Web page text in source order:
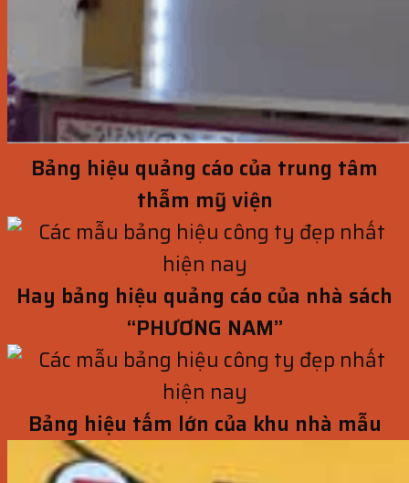
Bảng hiệu quảng cáo của trung tâm
thẫm mỹ viện
Hay bảng hiệu quảng cáo của nhà sách
“PHƯƠNG NAM”
Bảng hiệu tấm lớn của khu nhà mẫu